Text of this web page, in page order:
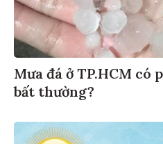
Mưa đá ở TP.HCM có
bất thường?